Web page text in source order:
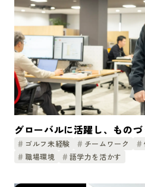
グローバルに活躍し、ものづ
ゴルフ未経験 チームワーク
職場環境
語学力を活かす